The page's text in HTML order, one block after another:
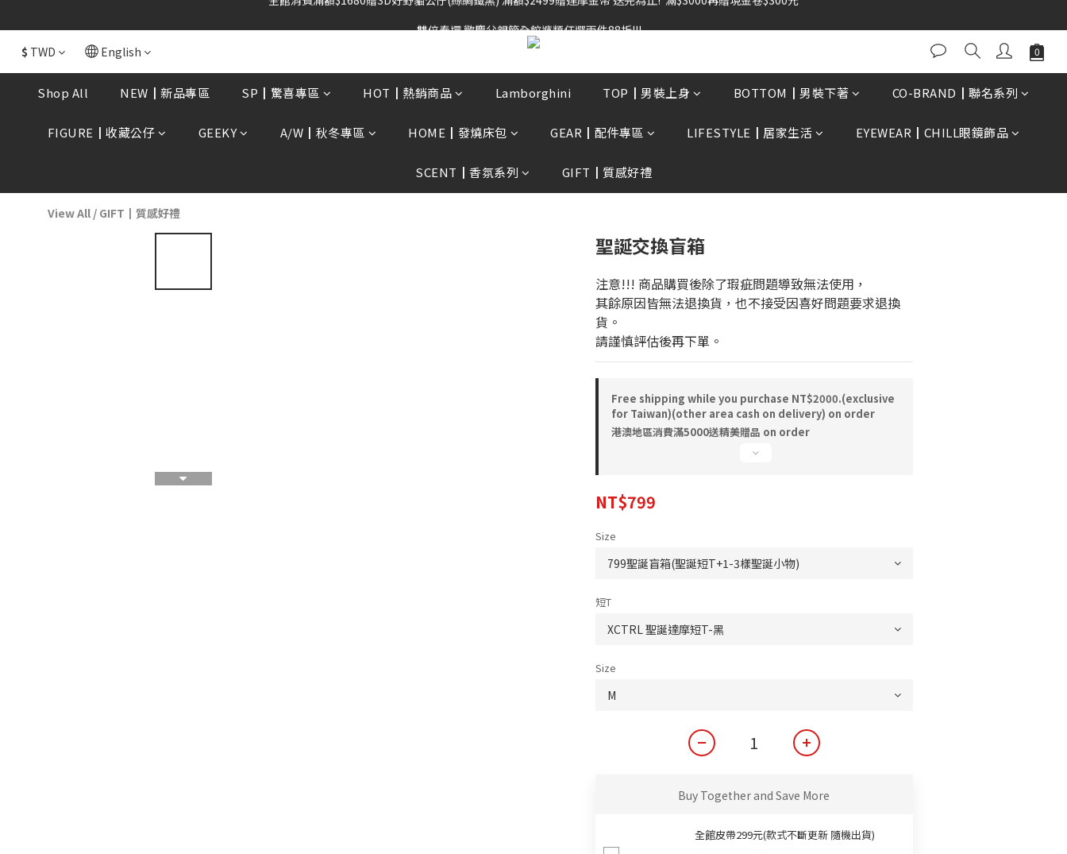
全館消費滿額$1680贈3D好野貓公仔(絲綢鐵黑) 滿額$2499贈達摩金幣 送完為止!  滿$3000再贈現金卷$300元
雙倍奉還 歡慶父親節全館褲類任選兩件88折!!!
$ TWD English
Shop All NEW┃新品專區 SP┃驚喜專區 HOT┃熱銷商品 Lamborghini TOP┃男裝上身 BOTTOM┃男裝下著 CO-BRAND┃聯名系列
FIGURE┃收藏公仔 GEEKY A/W┃秋冬專區 HOME┃發燒床包 GEAR┃配件專區 LIFESTYLE┃居家生活 EYEWEAR┃CHILL眼鏡飾品
SCENT┃香氛系列 GIFT┃質感好禮
View All / GIFT┃質感好禮
聖誕交換盲箱
注意!!! 商品購買後除了瑕疵問題導致無法使用，
其餘原因皆無法退換貨，也不接受因喜好問題要求退換
貨。
請謹慎評估後再下單。
Free shipping while you purchase NT$2000.(exclusive
for Taiwan)(other area cash on delivery) on order
港澳地區消費滿5000送精美贈品 on order
NT$799
Size
短T
Size
Buy Together and Save More
全館皮帶299元(款式不斷更新 隨機出貨)
BUY NOW